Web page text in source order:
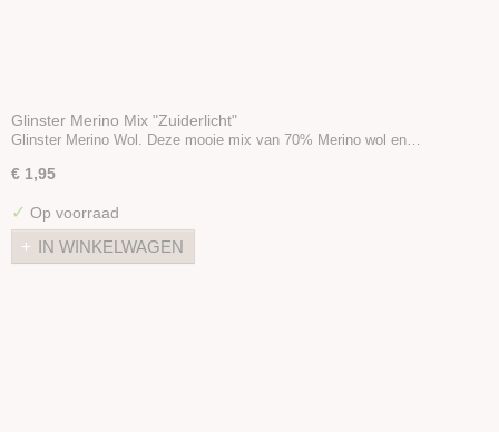
Glinster Merino Mix "Zuiderlicht"
Glinster Merino Wol. Deze mooie mix van 70% Merino wol en…
€ 1,95
✓ Op voorraad
IN WINKELWAGEN